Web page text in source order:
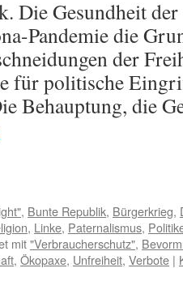
Die Gesundheit
Pandemie die
der
für politische
Behauptung, die
, Bunte Republik, Bürgerkrieg,
, Linke, Paternalismus,
mit"Verbraucherschutz",
, Ökopaxe, Unfreiheit, Verbote |